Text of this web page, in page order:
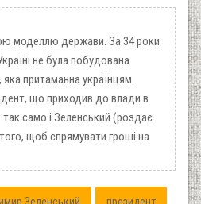
моделлю держави. За 34 роки
не була побудована
притаманна українцям.
що приходив до влади в
так само і Зеленський (роздає
щоб спрямувати гроші на
Зеленський президент